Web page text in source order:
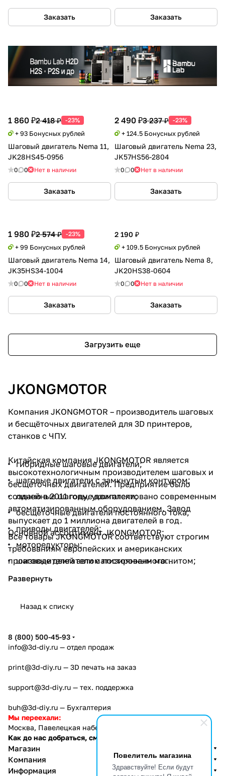
Повелитель магазина
Здравствуйте! Если будут
Заказать Заказать
1 860 ₽2 418 ₽ -23%
+ 93 Бонусных рублей
Шаговый двигатель Nema 11,
JK28HS45-0956
0 0 Нет в наличии
Заказать
2 490 ₽3 237 ₽ -23%
+ 124.5 Бонусных рублей
Шаговый двигатель Nema 23,
JK57HS56-2804
0 0 Нет в наличии
Заказать
1 980 ₽2 574 ₽ -23%
+ 99 Бонусных рублей
Шаговый двигатель Nema 14,
JK35HS34-1004
0 0 Нет в наличии
Заказать
2 190 ₽
+ 109.5 Бонусных рублей
Шаговый двигатель Nema 8,
JK20HS38-0604
0 0 Нет в наличии
Заказать
Загрузить еще
JKONGMOTOR
Компания JKONGMOTOR – производитель шаговых
и бесщёточных двигателей для 3D принтеров,
станков с ЧПУ.
Китайская компания JKONGMOTOR является
высокотехнологичным производителем шаговых и
бесщёточных двигателей. Предприятие было
создано в 2011 году, укомплектовано современным
автоматизированным оборудованием. Завод
выпускает до 1 миллиона двигателей в год.
Основной ассортимент JKONGMOTOR:
гибридные шаговые двигатели;
шаговые двигатели с замкнутым контуром;
линейные шаговые двигатели;
бесщёточные двигатели постоянного тока;
приводы двигателей;
моторедукторы;
шаговые двигатели с постоянным магнитом;
шпиндели с воздушным охлаждением.
Все товары JKONGMOTOR соответствуют строгим
требованиям европейских и американских
производителей автоматизированного
ассортимент. Разрабатываются серводвигатели
Продукция поставляется компаниям из России,
Соединённых Штатов, Германии, Бразилии и
медицинского оборудования, 3D-принтеров,
свидетельствует о высоком качестве продукции
бренда JKONGMOTOR. Торговая марка за короткий
промежуток времени завоевала безупречную
репутацию за счёт профессионализма
разработчиков, инженеров, персонала
предприятия.
Назад к списку
8 (800) 500-45-93
info@3d-diy.ru — отдел продаж
print@3d-diy.ru — 3D печать на заказ
support@3d-diy.ru — тех. поддержка
buh@3d-diy.ru — Бухгалтерия
Мы переехали:
Москва, Павелецкая набережная, 2с1
Как до нас добраться, см. тут
Магазин
Компания
Информация